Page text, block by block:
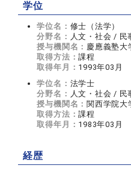
学位
学位名： 修士（法学）
分野名： 人文・社会 / 民
授与機関名： 慶應義塾大
取得方法：課程
取得年月： 1993年03月
学位名： 法学士
分野名： 人文・社会 / 民
授与機関名： 関西学院大
取得方法：課程
取得年月： 1983年03月
経歴